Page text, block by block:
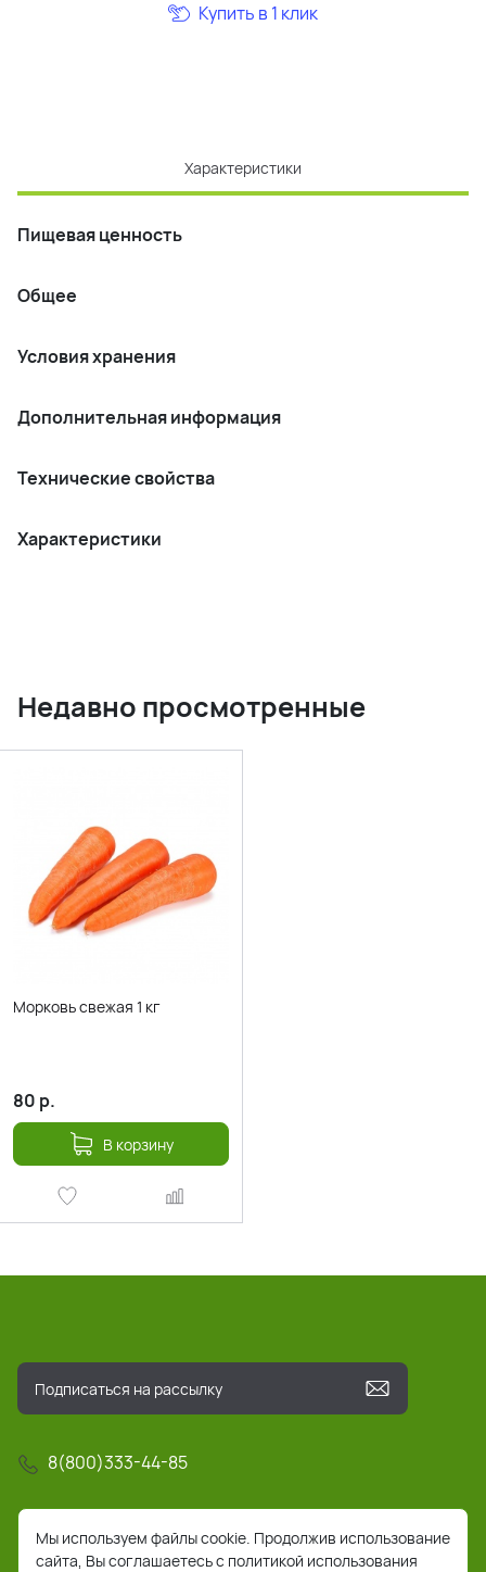
Купить в 1 клик
Характеристики
Пищевая ценность
Общее
Условия хранения
Дополнительная информация
Технические свойства
Характеристики
Недавно просмотренные
Морковь свежая 1 кг
80 р.
В корзину
8(800)333-44-85
info@pochta-rts.ru
Мы используем файлы cookie. Продолжив использование
сайта, Вы соглашаетесь с политикой использования